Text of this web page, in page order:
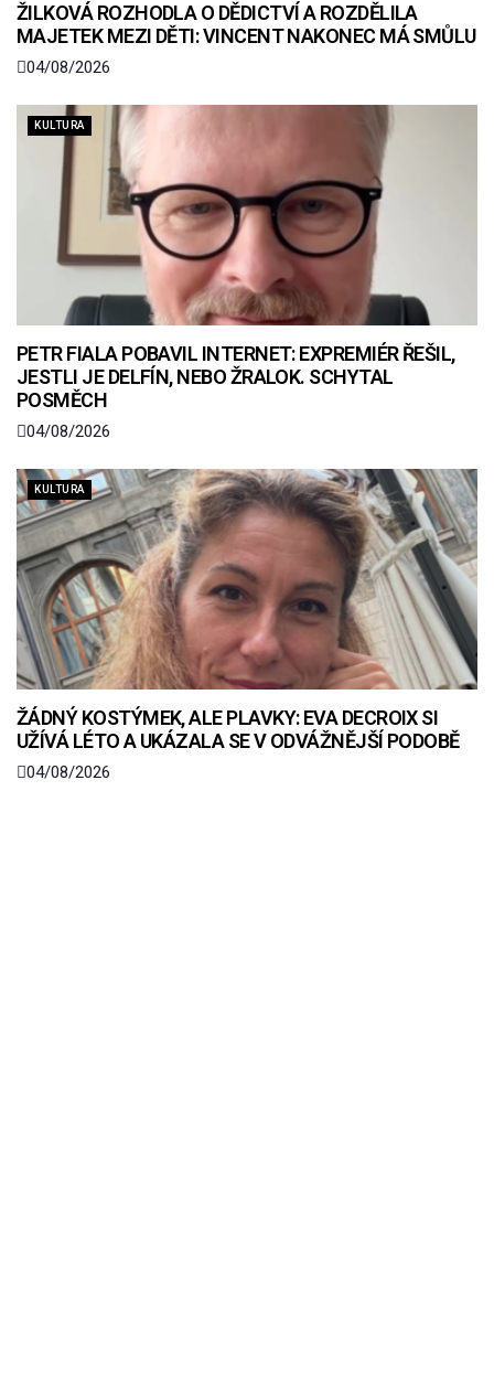
ŽILKOVÁ ROZHODLA O DĚDICTVÍ A ROZDĚLILA
MAJETEK MEZI DĚTI: VINCENT NAKONEC MÁ SMŮLU
04/08/2026
KULTURA
PETR FIALA POBAVIL INTERNET: EXPREMIÉR ŘEŠIL,
JESTLI JE DELFÍN, NEBO ŽRALOK. SCHYTAL
POSMĚCH
04/08/2026
KULTURA
ŽÁDNÝ KOSTÝMEK, ALE PLAVKY: EVA DECROIX SI
UŽÍVÁ LÉTO A UKÁZALA SE V ODVÁŽNĚJŠÍ PODOBĚ
04/08/2026